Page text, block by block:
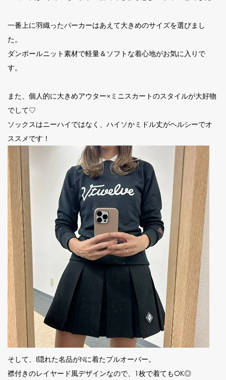
一番上に羽織ったパーカーはあえて大きめのサイズを選びまし
た。
ダンボールニット素材で軽量＆ソフトな着心地がお気に入りで
す。
また、個人的に大きめアウター×ミニスカートのスタイルが大好物
でして♡
ソックスはニーハイではなく、ハイソかミドル丈がヘルシーでオ
ススメです！
そして、I隠れた名品がNに着たプルオーバー。
襟付きのレイヤード風デザインなので、1枚で着てもOK◎